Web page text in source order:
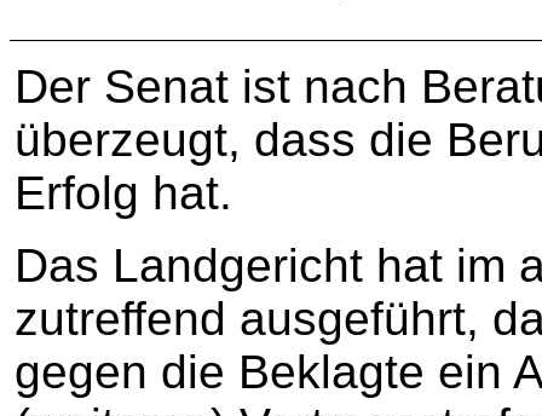
Der Senat ist nach
überzeugt, dass die
Erfolg hat.
Das Landgericht hat im
zutreffend ausgeführt,
gegen die Beklagte ein